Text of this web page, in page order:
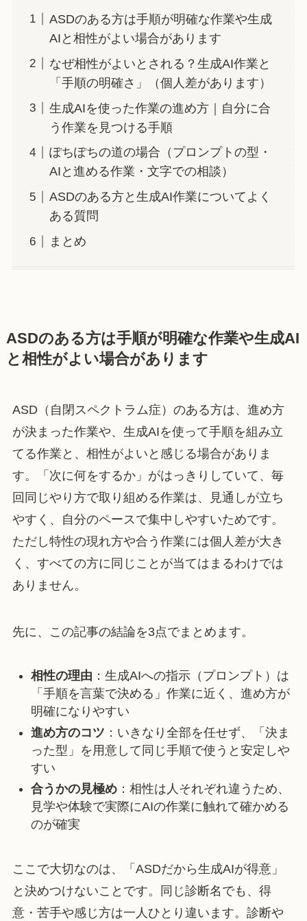
ASDのある方は手順が明確な作業や生成
AIと相性がよい場合があります
なぜ相性がよいとされる？生成AI作業と
「手順の明確さ」（個人差があります）
生成AIを使った作業の進め方｜自分に合
う作業を見つける手順
ぽちぽちの道の場合（プロンプトの型・
AIと進める作業・文字での相談）
ASDのある方と生成AI作業についてよく
ある質問
まとめ
ASDのある方は手順が明確な作業や生成AI
と相性がよい場合があります
ASD（自閉スペクトラム症）のある方は、進め方
が決まった作業や、生成AIを使って手順を組み立
てる作業と、相性がよいと感じる場合がありま
す。「次に何をするか」がはっきりしていて、毎
回同じやり方で取り組める作業は、見通しが立ち
やすく、自分のペースで集中しやすいためです。
ただし特性の現れ方や合う作業には個人差が大き
く、すべての方に同じことが当てはまるわけでは
ありません。
先に、この記事の結論を3点でまとめます。
相性の理由 ：生成AIへの指示（プロンプト）は
「手順を言葉で決める」作業に近く、進め方が
明確になりやすい
進め方のコツ ：いきなり全部を任せず、「決ま
った型」を用意して同じ手順で使うと安定しや
すい
合うかの見極め：相性は人それぞれ違うため、
見学や体験で実際にAIの作業に触れて確かめる
のが確実
ここで大切なのは、「ASDだから生成AIが得意」
と決めつけないことです。同じ診断名でも、得
意・苦手や感じ方は一人ひとり違います。診断や